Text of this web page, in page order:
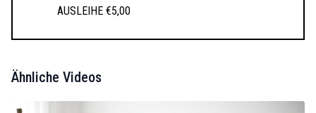
stärkt die Konzentration, belebt Körper und Geist.
Ausleihe €5,00
Ähnliche Videos